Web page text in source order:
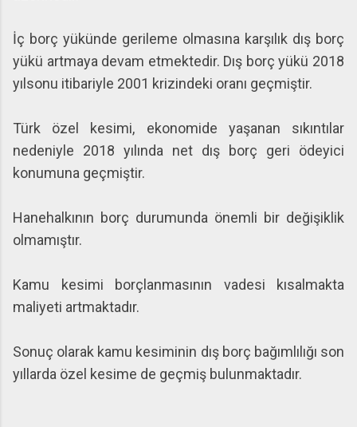
İç borç yükünde gerileme olmasına karşılık dış borç
yükü artmaya devam etmektedir. Dış borç yükü 2018
yılsonu itibariyle 2001 krizindeki oranı geçmiştir.
Türk özel kesimi, ekonomide yaşanan sıkıntılar
nedeniyle 2018 yılında net dış borç geri ödeyici
konumuna geçmiştir.
Hanehalkının borç durumunda önemli bir değişiklik
olmamıştır.
Kamu kesimi borçlanmasının vadesi kısalmakta
maliyeti artmaktadır.
Sonuç olarak kamu kesiminin dış borç bağımlılığı son
yıllarda özel kesime de geçmiş bulunmaktadır.